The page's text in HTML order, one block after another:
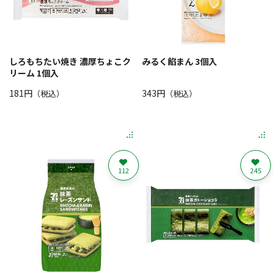
しろもちたい焼き 濃厚ちょこク
リーム 1個入
181円 （税込）
みるく餡まん 3個入
343円（税込）
112 245